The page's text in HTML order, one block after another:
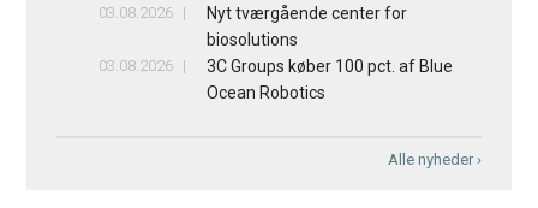
03.08.2026
Nyt tværgående center for
biosolutions
03.08.2026
3C Groups køber 100 pct. af Blue
Ocean Robotics
Alle nyheder ›